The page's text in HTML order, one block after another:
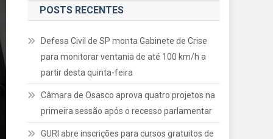
POSTS RECENTES
Defesa Civil de SP monta Gabinete de Crise
para monitorar ventania de até 100 km/h a
partir desta quinta-feira
Câmara de Osasco aprova quatro projetos na
primeira sessão após o recesso parlamentar
GURI abre inscrições para cursos gratuitos de